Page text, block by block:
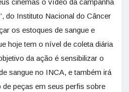
do Instituto Nacional do Câncer
os estoques de sangue e
hoje tem o nível de coleta diária
da ação é sensibilizar o
sangue no INCA, e também irá
peças em seus perfis sobre